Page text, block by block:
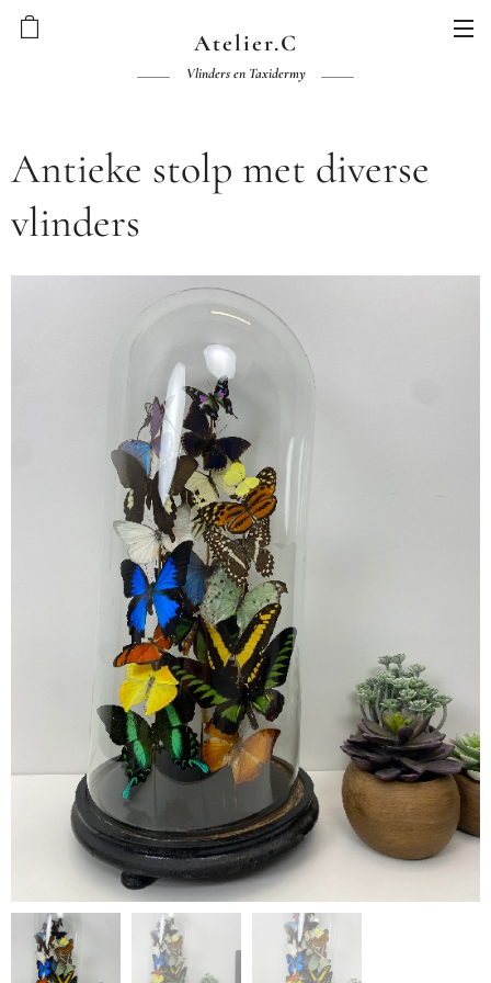
Atelier.C
Vlinders en Taxidermy
Antieke stolp met diverse
vlinders